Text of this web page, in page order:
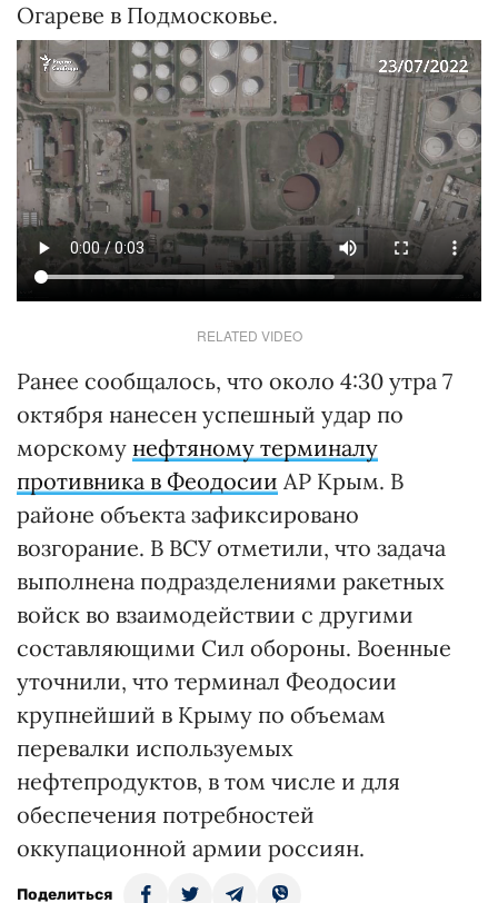
Огареве в Подмосковье.
RELATED VIDEO
Ранее сообщалось, что около 4:30 утра 7
октября нанесен успешный удар по
морскому нефтяному терминалу
противника в Феодосии АР Крым. В
районе объекта зафиксировано
возгорание. В ВСУ отметили, что задача
выполнена подразделениями ракетных
войск во взаимодействии с другими
составляющими Сил обороны. Военные
уточнили, что терминал Феодосии
крупнейший в Крыму по объемам
перевалки используемых
нефтепродуктов, в том числе и для
обеспечения потребностей
оккупационной армии россиян.
Поделиться